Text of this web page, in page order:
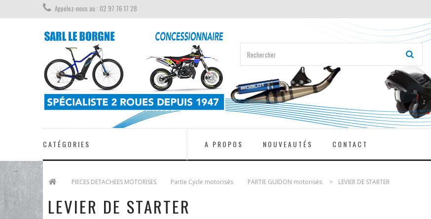
Appelez-nous au : 02 97 76 17 28
CATÉGORIES A PROPOS NOUVEAUTÉS CONTACT
PIECES DETACHEES MOTORISES Partie Cycle motorisés PARTIE GUIDON motorisés > LEVIER DE STARTER
LEVIER DE STARTER